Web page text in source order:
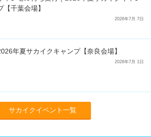
【千葉会場】
2026年7月 7日
年夏サカイクキャンプ【奈良会場】
2026年7月 1日
サカイクイベント一覧